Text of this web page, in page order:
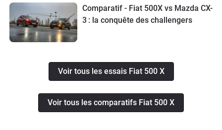
Comparatif - Fiat 500X vs Mazda CX-
3 : la conquête des challengers
Voir tous les essais Fiat 500 X
Voir tous les comparatifs Fiat 500 X